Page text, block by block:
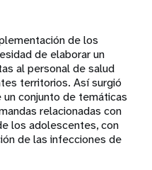
de los
de elaborar un
al personal de salud
territorios. Así surgió
conjunto de temáticas
relacionadas con
los adolescentes, con
de las infecciones de